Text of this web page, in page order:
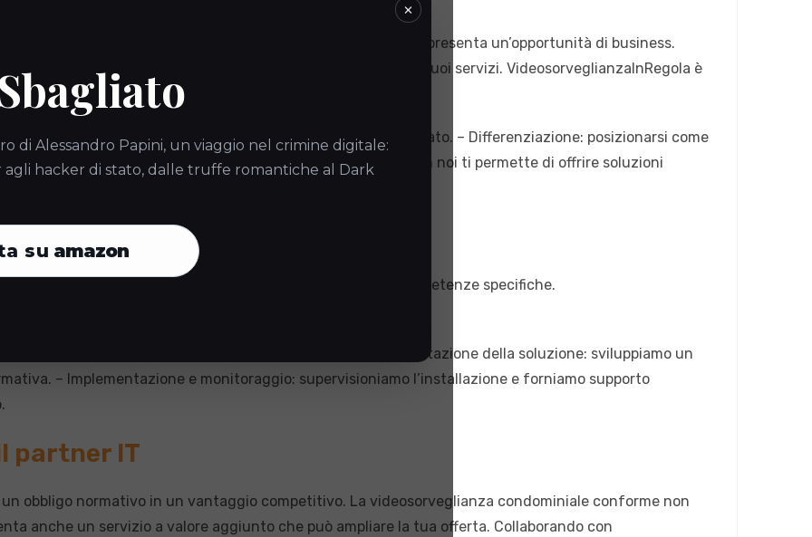
×
di Alessandro Papini, un viaggio nel crimine digitale:
hacker di stato, dalle truffe romantiche al Dark
su amazon
degli impianti di videosorveglianza condominiali rappresenta un’opportunità di business.
può differenziarti dalla concorrenza e aggiungere valore ai tuoi servizi. VideosorveglianzaInRegola è
trasforma un mero prodotto in un servizio completo e integrato. – Differenziazione: posizionarsi come
nel mercato. – Collaborazione strategica: lavorare con noi ti permette di offrire soluzioni
richiede un approccio strutturato e basato su competenze specifiche.
per supportarti in ogni fase del processo.
e identifichiamo le aree di miglioramento. – Progettazione della soluzione: sviluppiamo un
– Implementazione e monitoraggio: supervisioniamo l’installazione e forniamo supporto
partner IT
obbligo normativo in un vantaggio competitivo. La videosorveglianza condominiale conforme non
anche un servizio a valore aggiunto che può ampliare la tua offerta. Collaborando con